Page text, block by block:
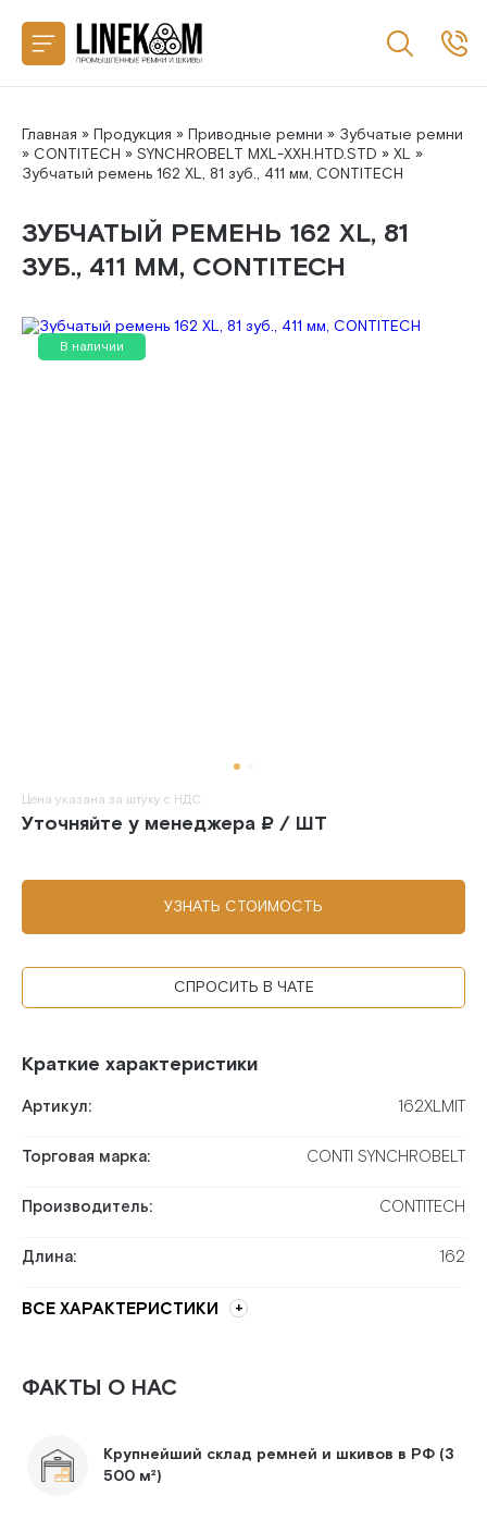
Главная » Продукция » Приводные ремни » Зубчатые ремни
» CONTITECH » SYNCHROBELT MXL-XXH.HTD.STD » XL »
Зубчатый ремень 162 XL, 81 зуб., 411 мм, CONTITECH
ЗУБЧАТЫЙ РЕМЕНЬ 162 XL, 81
ЗУБ., 411 ММ, CONTITECH
В наличии
Краткие характеристики
Артикул: 162XLMIT
Торговая марка: CONTI SYNCHROBELT
Производитель: CONTITECH
Длина: 162
ВСЕ ХАРАКТЕРИСТИКИ
Цена указана за штуку с НДС
Уточняйте у менеджера ₽ / ШТ
УЗНАТЬ СТОИМОСТЬ
СПРОСИТЬ В ЧАТЕ
ФАКТЫ О НАС
Крупнейший склад ремней и шкивов в РФ (3
500 м²)
Назад
SANLUX
MEGADYNE
MITSUBOSHI